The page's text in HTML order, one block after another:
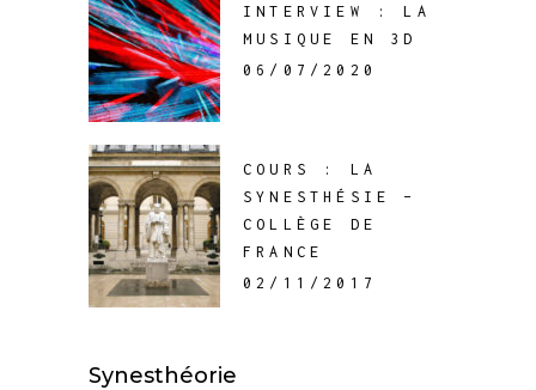
INTERVIEW : LA
MUSIQUE EN 3D
06/07/2020
COURS : LA
SYNESTHÉSIE –
COLLÈGE DE
FRANCE
02/11/2017
Synesthéorie